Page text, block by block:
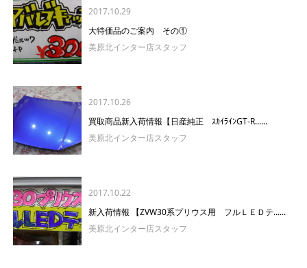
2017.10.29
大特価品のご案内 その①
美原北インター店スタッフ
2017.10.26
買取商品新入荷情報【日産純正 ｽｶｲﾗｲﾝGT-R......
美原北インター店スタッフ
2017.10.22
新入荷情報 【ZVW30系プリウス用 フルＬＥＤテ......
美原北インター店スタッフ